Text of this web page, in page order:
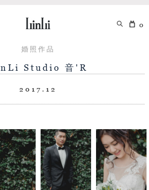
0
婚照作品
Studio 音'R
2017.12